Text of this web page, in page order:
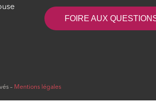
ÉPISODE
FOIRE AUX
– Mentions légales